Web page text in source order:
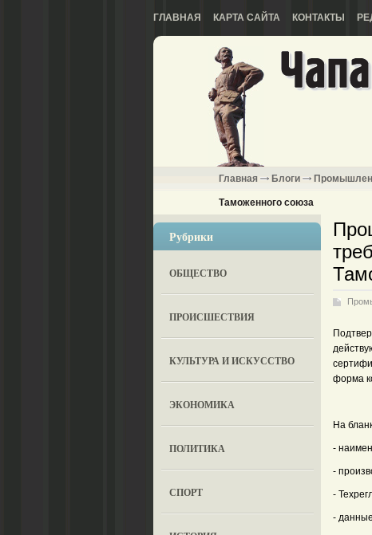
ГЛАВНАЯ КАРТА САЙТА КОНТАКТЫ
Главная Блоги
Таможенного союза
Рубрики
ОБЩЕСТВО
ПРОИСШЕСТВИЯ
КУЛЬТУРА И ИСКУССТВО
ЭКОНОМИКА
ПОЛИТИКА
СПОРТ
форма
На
-
-
-
-